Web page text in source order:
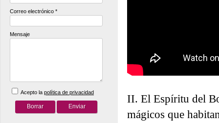
Correo electrónico *
Mensaje
Acepto la política de privacidad
II. El Espíritu del
mágicos que